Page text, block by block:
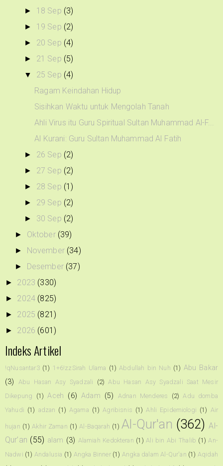
► 18 Sep (3)
► 19 Sep (2)
► 20 Sep (4)
► 21 Sep (5)
▼ 25 Sep (4)
Ragam Keindahan Hidup
Sisihkan Waktu untuk Mengolah Tanah
Ahli Virus itu Guru Spiritual Sultan Muhammad Al-F...
Al Kurani: Guru Sultan Muhammad Al Fatih
► 26 Sep (2)
► 27 Sep (2)
► 28 Sep (1)
► 29 Sep (2)
► 30 Sep (2)
► Oktober (39)
► November (34)
► Desember (37)
► 2023 (330)
► 2024 (825)
► 2025 (821)
► 2026 (601)
Indeks Artikel
!qNusantar3 (1) 1+6!zzSirah Ulama (1) Abdullah bin Nuh (1) Abu Bakar
(3)
Abu Hasan Asy Syadzali (2) Abu Hasan Asy Syadzali Saat Mesir
Dikepung
(1) Aceh (6) Adam (5) Adnan Menderes (2) Adu domba
Yahudi (1) adzan (1) Agama (1) Agribisnis (1) Ahli Epidemiologi (1) Air
hujan (1) Akhir Zaman (1) Al-Baqarah (1) Al-Qur'an (362) Al-
Qur’an (55) alam (3) Alamiah Kedokteran (1) Ali bin Abi Thalib (1) An-
Nadwi (1) Andalusia (1) Angka Binner (1) Angka dalam Al-Qur'an (1) Aqidah